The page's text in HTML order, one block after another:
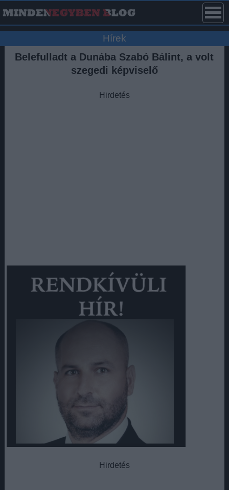
Hírek
Belefulladt a Dunába Szabó Bálint, a volt
szegedi képviselő
Hirdetés
Hirdetés